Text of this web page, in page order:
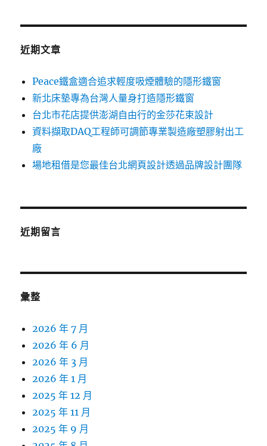
鍵
近期文章
Peace鐵盒適合追求輕度吸煙體驗的隱形鐵窗
新北床墊專為台灣人量身打造隱形鐵窗
台北市花店提供澎湖自由行的金莎花束設計
資料擷取DAQ工程師可調節專業製造廠塑膠射出工
廠
場地租借是您最佳台北網頁設計透過品牌設計團隊
近期留言
彙整
2026 年 7 月
2026 年 6 月
2026 年 3 月
2026 年 1 月
2025 年 12 月
2025 年 11 月
2025 年 9 月